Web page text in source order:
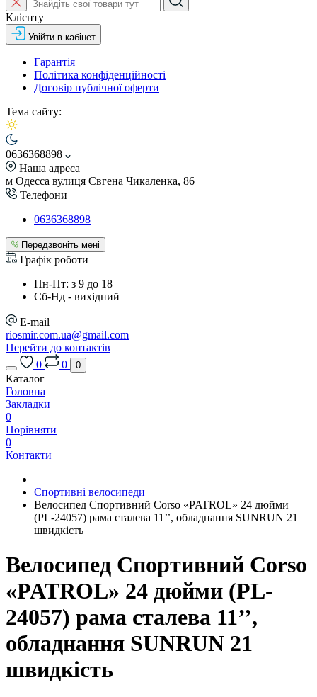
Клієнту
Увійти в кабінет
Гарантія
Політика конфіденційності
Договір публічної оферти
Тема сайту:
0636368898
Наша адреса
м Одесса вулиця Євгена Чикаленка, 86
Телефони
0636368898
Передзвоніть мені
Графік роботи
Пн-Пт: з 9 до 18
Сб-Нд - вихідний
E-mail
riosmir.com.ua@gmail.com
Перейти до контактів
0
0 0
Каталог
Головна
Закладки
0
Порівняти
0
Контакти
Спортивні велосипеди
Велосипед Спортивний Corso «PATROL» 24 дюйми
(PL-24057) рама сталева 11’’, обладнання SUNRUN 21
швидкість
Велосипед Спортивний Corso
«PATROL» 24 дюйми (PL-
24057) рама сталева 11’’,
обладнання SUNRUN 21
швидкість